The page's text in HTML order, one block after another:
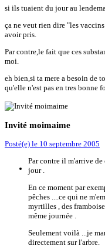
si ils tuaient du jour au
ça ne veut rien dire "les
avoir pris.
Par contre,le fait que ces
moi.
eh bien,si ta mere a besoin de
qu'elle n'est pas en tres bonne
Invité moimaime
Posté(e) le 10 septembre 2005
Par contre il m'arrive
jour .
En ce moment par
pêches ....ce qui ne
myrtilles , des
même journée .
Seulement voilà ...je
directement sur l'arbre.